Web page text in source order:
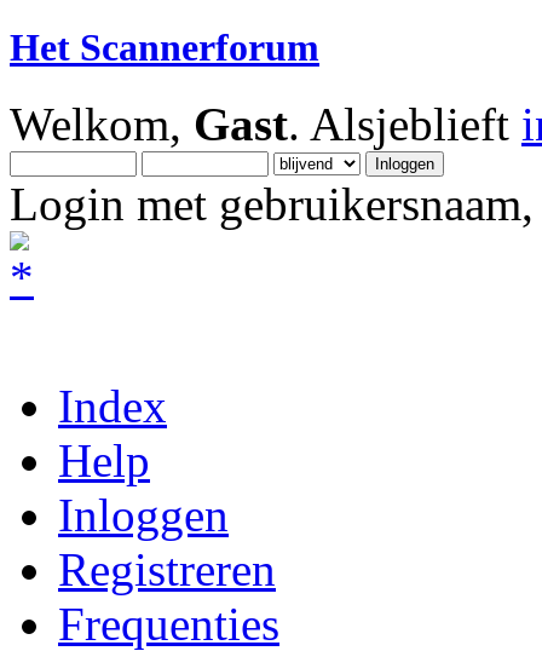
Het Scannerforum
Welkom, Gast. Alsjeblieft
Login met
Index
Help
Inloggen
Registreren
Frequenties